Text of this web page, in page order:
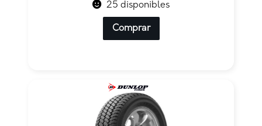
25 disponibles
Comprar